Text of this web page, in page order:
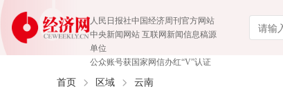
人民日报社中国经济周刊官方网站
中央新闻网站 互联网新闻信息稿源
单位
公众账号获国家网信办红“V”认证
首页 区域 云南